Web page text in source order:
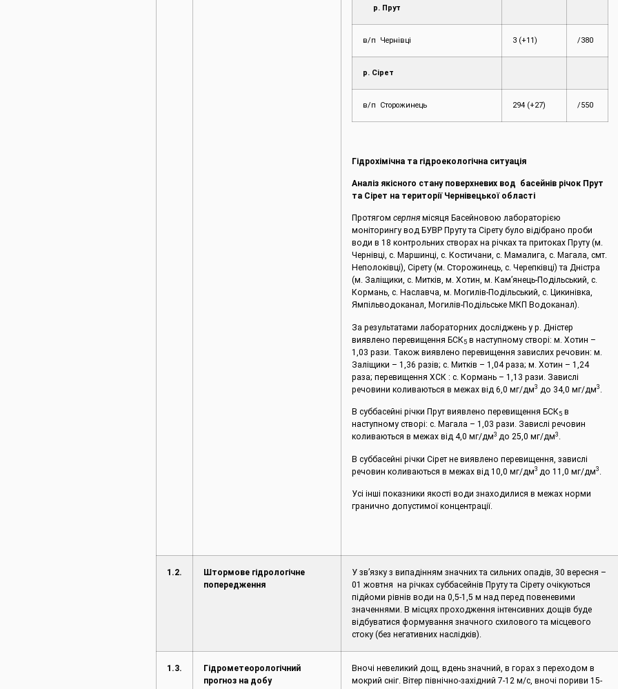
р. Прут
в/п Чернівці 3 (+11) /380
р. Сірет
в/п Сторожинець 294 (+27) /550
Гідрохімічна та гідроекологічна ситуація
Аналіз якісного стану поверхневих вод басейнів річок Прут
та Сірет на території Чернівецької області
Протягомсерпня місяця Басейновою лабораторією
моніторингу вод БУВР Пруту та Сірету було відібрано проби
води в 18 контрольних створах на річках та притоках Пруту (м.
Чернівці, c. Маршинці, с. Костичани, с. Мамалига, с. Магала, смт.
Неполоківці), Сірету (м. Сторожинець, с. Черепківці) та Дністра
(м. Заліщики, с. Митків, м. Хотин, м. Кам’янець-Подільський, с.
Кормань, с. Наславча, м. Могилів-Подільський, с. Цикинівка,
Ямпільводоканал, Могилів-Подільське МКП Водоканал).
За результатами лабораторних досліджень у р. Дністер
виявлено перевищення БСК 5 в наступному створі: м. Хотин –
1,03 рази. Також виявлено перевищення завислих речовин: м.
Заліщики – 1,36 разів; с. Митків ­­– 1,04 раза; м. Хотин ­– 1,24
раза; перевищення ХСК : с. Кормань – 1,13 рази. Завислі
речовини коливаються в межах від 6,0 мг/дм3 до 34,0 мг/дм3
В суббасейні річки Прут виявлено перевищення БСК5 в
наступному створі: с. Магала – 1,03 рази. Завислі речовин
коливаються в межах від 4,0 мг/дм3 до 25,0 мг/дм3 .
В суббасейні річки Сірет не виявлено перевищення, завислі
речовин коливаються в межах від 10,0 мг/дм3 до 11,0 мг/дм3
Усі інші показники якості води знаходилися в межах норми
гранично допустимої концентрації.
1.2.
Штормове гідрологічне
попередження
У зв’язку з випадінням значних та сильних опадів, 30 вересня –
01 жовтня на річках суббасейнів Пруту та Сірету очікуються
підйоми рівнів води на 0,5-1,5 м над перед повеневими
значеннями. В місцях проходження інтенсивних дощів буде
відбуватися формування значного схилового та місцевого
стоку (без негативних наслідків).
1.3.
Гідрометеорологічний
прогноз на добу
Вночі невеликий дощ, вдень значний, в горах з переходом в
мокрий сніг. Вітер північно-західний 7-12 м/с, вночі пориви 15-